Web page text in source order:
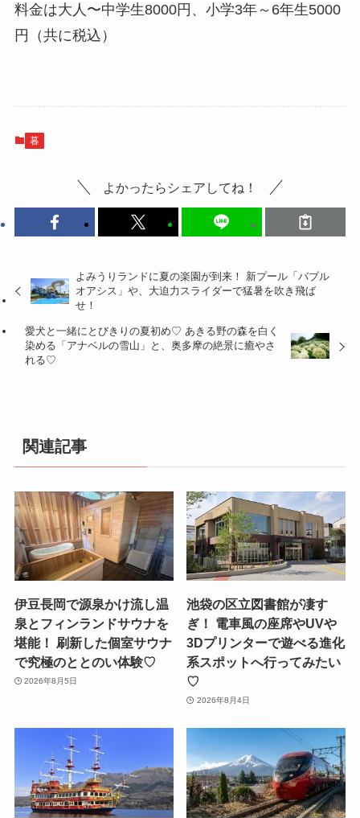
料金は大人〜中学生8000円、小学3年～6年生5000
円（共に税込）
暮
よかったらシェアしてね！
よみうりランドに夏の楽園が到来！ 新プール「バブル
オアシス」や、大迫力スライダーで猛暑を吹き飛ば
せ！
愛犬と一緒にとびきりの夏初め♡ あきる野の森を白く
染める「アナベルの雪山」と、奥多摩の絶景に癒やさ
れる♡
関連記事
伊豆長岡で源泉かけ流し温
泉とフィンランドサウナを
堪能！ 刷新した個室サウナ
で究極のととのい体験♡
2026年8月5日
池袋の区立図書館が凄す
ぎ！ 電車風の座席やUVや
3Dプリンターで遊べる進化
系スポットへ行ってみたい
♡
2026年8月4日